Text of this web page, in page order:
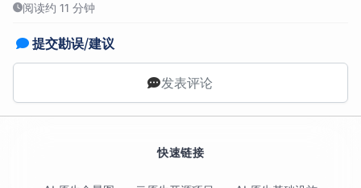
阅读约 11 分钟
提交勘误/建议
发表评论
快速链接